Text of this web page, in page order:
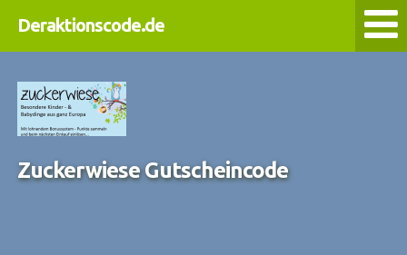
Deraktionscode.de
Zuckerwiese Gutscheincode